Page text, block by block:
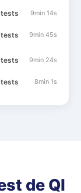
tests 9min 14s
tests 9min 45s
tests 9min 24s
tests 8min 1s
de QI